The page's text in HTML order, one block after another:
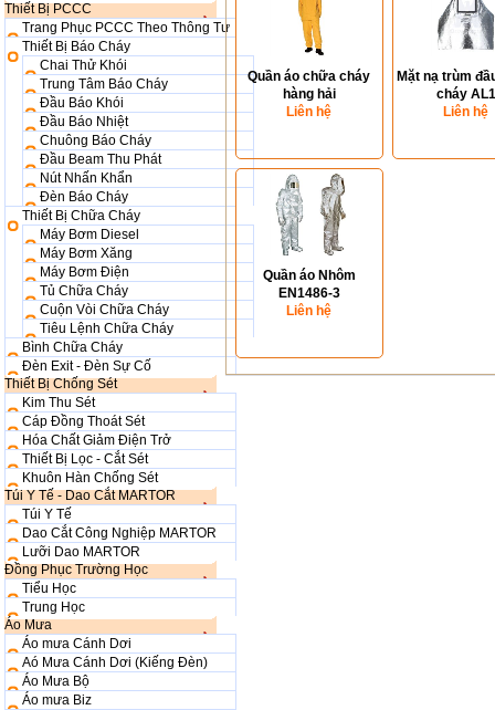
Thiết Bị PCCC
Trang Phục PCCC Theo Thông Tư
Thiết Bị Báo Cháy
Chai Thử Khói
Trung Tâm Báo Cháy
Đầu Báo Khói
Đầu Báo Nhiệt
Chuông Báo Cháy
Đầu Beam Thu Phát
Nút Nhấn Khẩn
Đèn Báo Cháy
Thiết Bị Chữa Cháy
Máy Bơm Diesel
Máy Bơm Xăng
Máy Bơm Điện
Tủ Chữa Cháy
Cuộn Vòi Chữa Cháy
Tiêu Lệnh Chữa Cháy
Bình Chữa Cháy
Đèn Exit - Đèn Sự Cố
Thiết Bị Chống Sét
Kim Thu Sét
Cáp Đồng Thoát Sét
Hóa Chất Giảm Điện Trở
Thiết Bị Lọc - Cắt Sét
Khuôn Hàn Chống Sét
Túi Y Tế - Dao Cắt MARTOR
Túi Y Tế
Dao Cắt Công Nghiệp MARTOR
Lưỡi Dao MARTOR
Đồng Phục Trường Học
Tiểu Học
Trung Học
Áo Mưa
Áo mưa Cánh Dơi
Aó Mưa Cánh Dơi (Kiếng Đèn)
Áo Mưa Bộ
Áo mưa Biz
Quần áo chữa cháy
hàng hải
Liên hệ
Mặt nạ trùm
cháy AL1
Liên hệ
Quần áo Nhôm
EN1486-3
Liên hệ